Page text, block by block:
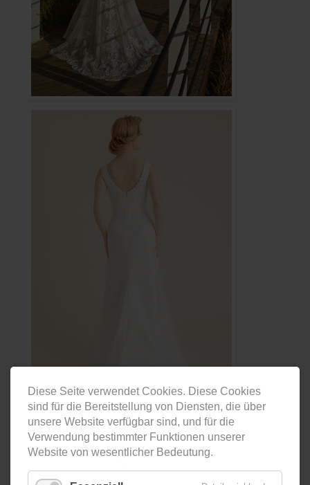
Diese Seite verwendet Cookies. Diese Cookies
sind für die Bereitstellung von Diensten, die über
unsere Website verfügbar sind, und für die
Verwendung bestimmter Funktionen unserer
Website von wesentlicher Bedeutung.